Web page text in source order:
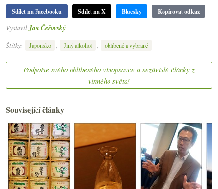
Sdílet na Facebooku Sdílet na X Bluesky Kopírovat odkaz
Vystavil Jan Čeřovský
Štítky:
Japonsko , Jiný alkohol , oblíbené a vybrané
Podpořte svého oblíbeného vínopsavce a nezávislé články z
vinného světa!
Související články